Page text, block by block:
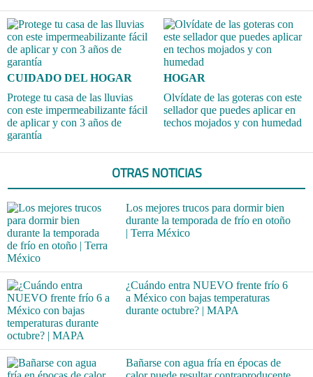
CUIDADO DEL HOGAR
Protege tu casa de las lluvias
con este impermeabilizante fácil
de aplicar y con 3 años de
garantía
HOGAR
Olvídate de las goteras con este
sellador que puedes aplicar en
techos mojados y con humedad
OTRAS NOTICIAS
Los mejores trucos para dormir bien
durante la temporada de frío en otoño
| Terra México
¿Cuándo entra NUEVO frente frío 6
a México con bajas temperaturas
durante octubre? | MAPA
Bañarse con agua fría en épocas de